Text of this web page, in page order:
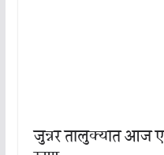
जुन्नर तालुक्यात आज